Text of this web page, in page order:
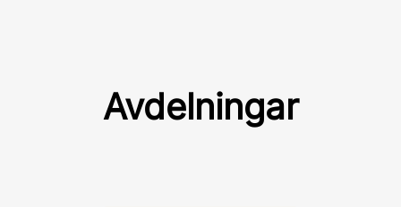
Avdelningar
Praktik och Examensarbete
Revenue Management